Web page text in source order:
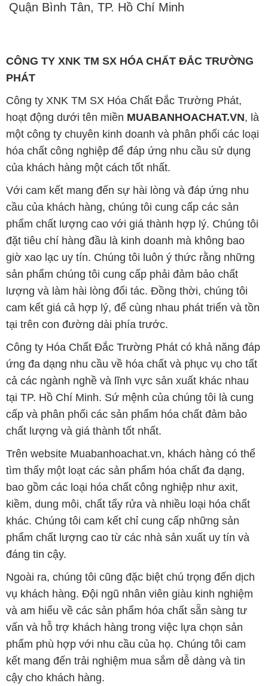
Quận Bình Tân, TP. Hồ Chí Minh
CÔNG TY XNK TM SX HÓA CHẤT ĐẮC TRƯỜNG
PHÁT
Công ty XNK TM SX Hóa Chất Đắc Trường Phát,
hoạt động dưới tên miền MUABANHOACHAT.VN, là
một công ty chuyên kinh doanh và phân phối các loại
hóa chất công nghiệp để đáp ứng nhu cầu sử dụng
của khách hàng một cách tốt nhất.
Với cam kết mang đến sự hài lòng và đáp ứng nhu
cầu của khách hàng, chúng tôi cung cấp các sản
phẩm chất lượng cao với giá thành hợp lý. Chúng tôi
đặt tiêu chí hàng đầu là kinh doanh mà không bao
giờ xao lạc uy tín. Chúng tôi luôn ý thức rằng những
sản phẩm chúng tôi cung cấp phải đảm bảo chất
lượng và làm hài lòng đối tác. Đồng thời, chúng tôi
cam kết giá cả hợp lý, để cùng nhau phát triển và tồn
tại trên con đường dài phía trước.
Công ty Hóa Chất Đắc Trường Phát có khả năng đáp
ứng đa dạng nhu cầu về hóa chất và phục vụ cho tất
cả các ngành nghề và lĩnh vực sản xuất khác nhau
tại TP. Hồ Chí Minh. Sứ mệnh của chúng tôi là cung
cấp và phân phối các sản phẩm hóa chất đảm bảo
chất lượng và giá thành tốt nhất.
Trên website Muabanhoachat.vn, khách hàng có thể
tìm thấy một loạt các sản phẩm hóa chất đa dạng,
bao gồm các loại hóa chất công nghiệp như axit,
kiềm, dung môi, chất tẩy rửa và nhiều loại hóa chất
khác. Chúng tôi cam kết chỉ cung cấp những sản
phẩm chất lượng cao từ các nhà sản xuất uy tín và
đáng tin cậy.
Ngoài ra, chúng tôi cũng đặc biệt chú trọng đến dịch
vụ khách hàng. Đội ngũ nhân viên giàu kinh nghiệm
và am hiểu về các sản phẩm hóa chất sẵn sàng tư
vấn và hỗ trợ khách hàng trong việc lựa chọn sản
phẩm phù hợp với nhu cầu của họ. Chúng tôi cam
kết mang đến trải nghiệm mua sắm dễ dàng và tin
cậy cho khách hàng.